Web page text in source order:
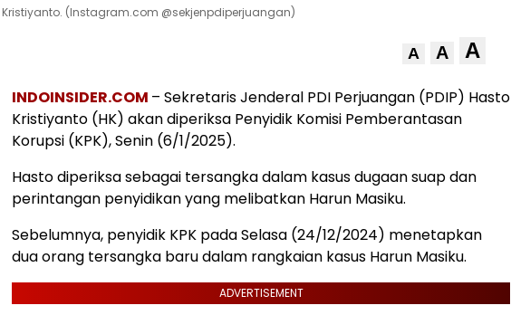
Kristiyanto. (Instagram.com @sekjenpdiperjuangan)
A A A
INDOINSIDER.COM – Sekretaris Jenderal PDI Perjuangan (PDIP) Hasto
Kristiyanto (HK) akan diperiksa Penyidik Komisi Pemberantasan
Korupsi (KPK), Senin (6/1/2025).
Hasto diperiksa sebagai tersangka dalam kasus dugaan suap dan
perintangan penyidikan yang melibatkan Harun Masiku.
Sebelumnya, penyidik KPK pada Selasa (24/12/2024) menetapkan
dua orang tersangka baru dalam rangkaian kasus Harun Masiku.
ADVERTISEMENT